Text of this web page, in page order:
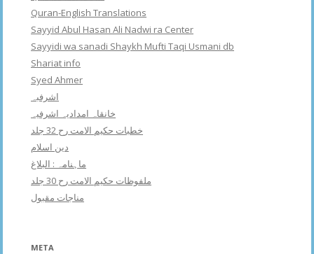
Quran-English Translations
Sayyid Abul Hasan Ali Nadwi ra Center
Sayyidi wa sanadi Shaykh Mufti Taqi Usmani db
Shariat info
Syed Ahmer
اشرفبہ
خانقاہ امدادیہ اشرفیہ
خطبات حکیم الامت رح 32 جلد
دین اسلام
ماہنامہ : البلاغ
ملفوظات حکیم الامت رح 30 جلد
مناجات مقبول
META